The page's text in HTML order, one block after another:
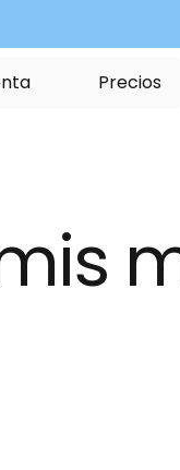
nta Precios